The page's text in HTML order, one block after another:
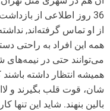
36 روز اطلاعی از
از او تماس گرفته‌اند,
همه این افراد به راحتی
می‌توانند حتی در
همیشه انتظار داشته
شان، قوت قلب بگیرند و
بالین بنهند. شاید این